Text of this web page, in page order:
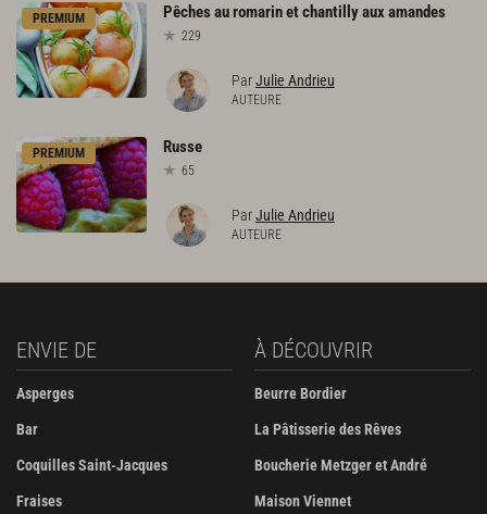
PREMIUM Pêchesauromarinetchantillyauxamandes
229
ParJulie Andrieu
AUTEURE
PREMIUM Russe
65
ParJulie Andrieu
AUTEURE
ENVIE DE
Asperges
Bar
Coquilles Saint-Jacques
Fraises
À DÉCOUVRIR
Beurre Bordier
La Pâtisserie des Rêves
Boucherie Metzger et André
Maison Viennet